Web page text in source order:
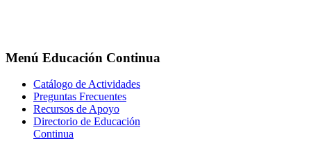
Menú Educación Continua
Catálogo de Actividades
Preguntas Frecuentes
Recursos de Apoyo
Directorio de Educación
Continua